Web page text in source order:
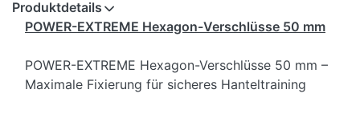
Produktdetails
POWER-EXTREME Hexagon-Verschlüsse 50 mm
POWER-EXTREME Hexagon-Verschlüsse 50 mm –
Maximale Fixierung für sicheres Hanteltraining